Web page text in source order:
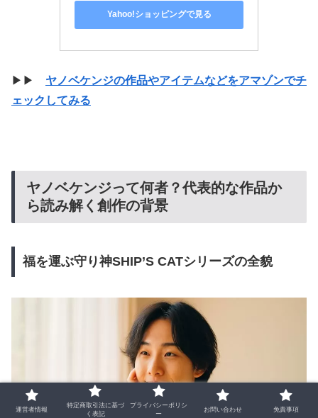
Yahoo!ショッピングで見る
▶▶ ヤノベケンジの作品やアイテムなどをアマゾンでチ
ェックしてみる
ヤノベケンジって何者？代表的な作品か
ら読み解く創作の背景
福を運ぶ守り神SHIP’S CATシリーズの全貌
運営者情報
特定商取引法に基づ
く表記
プライバシーポリシ
ー
お問い合わせ 免責事項